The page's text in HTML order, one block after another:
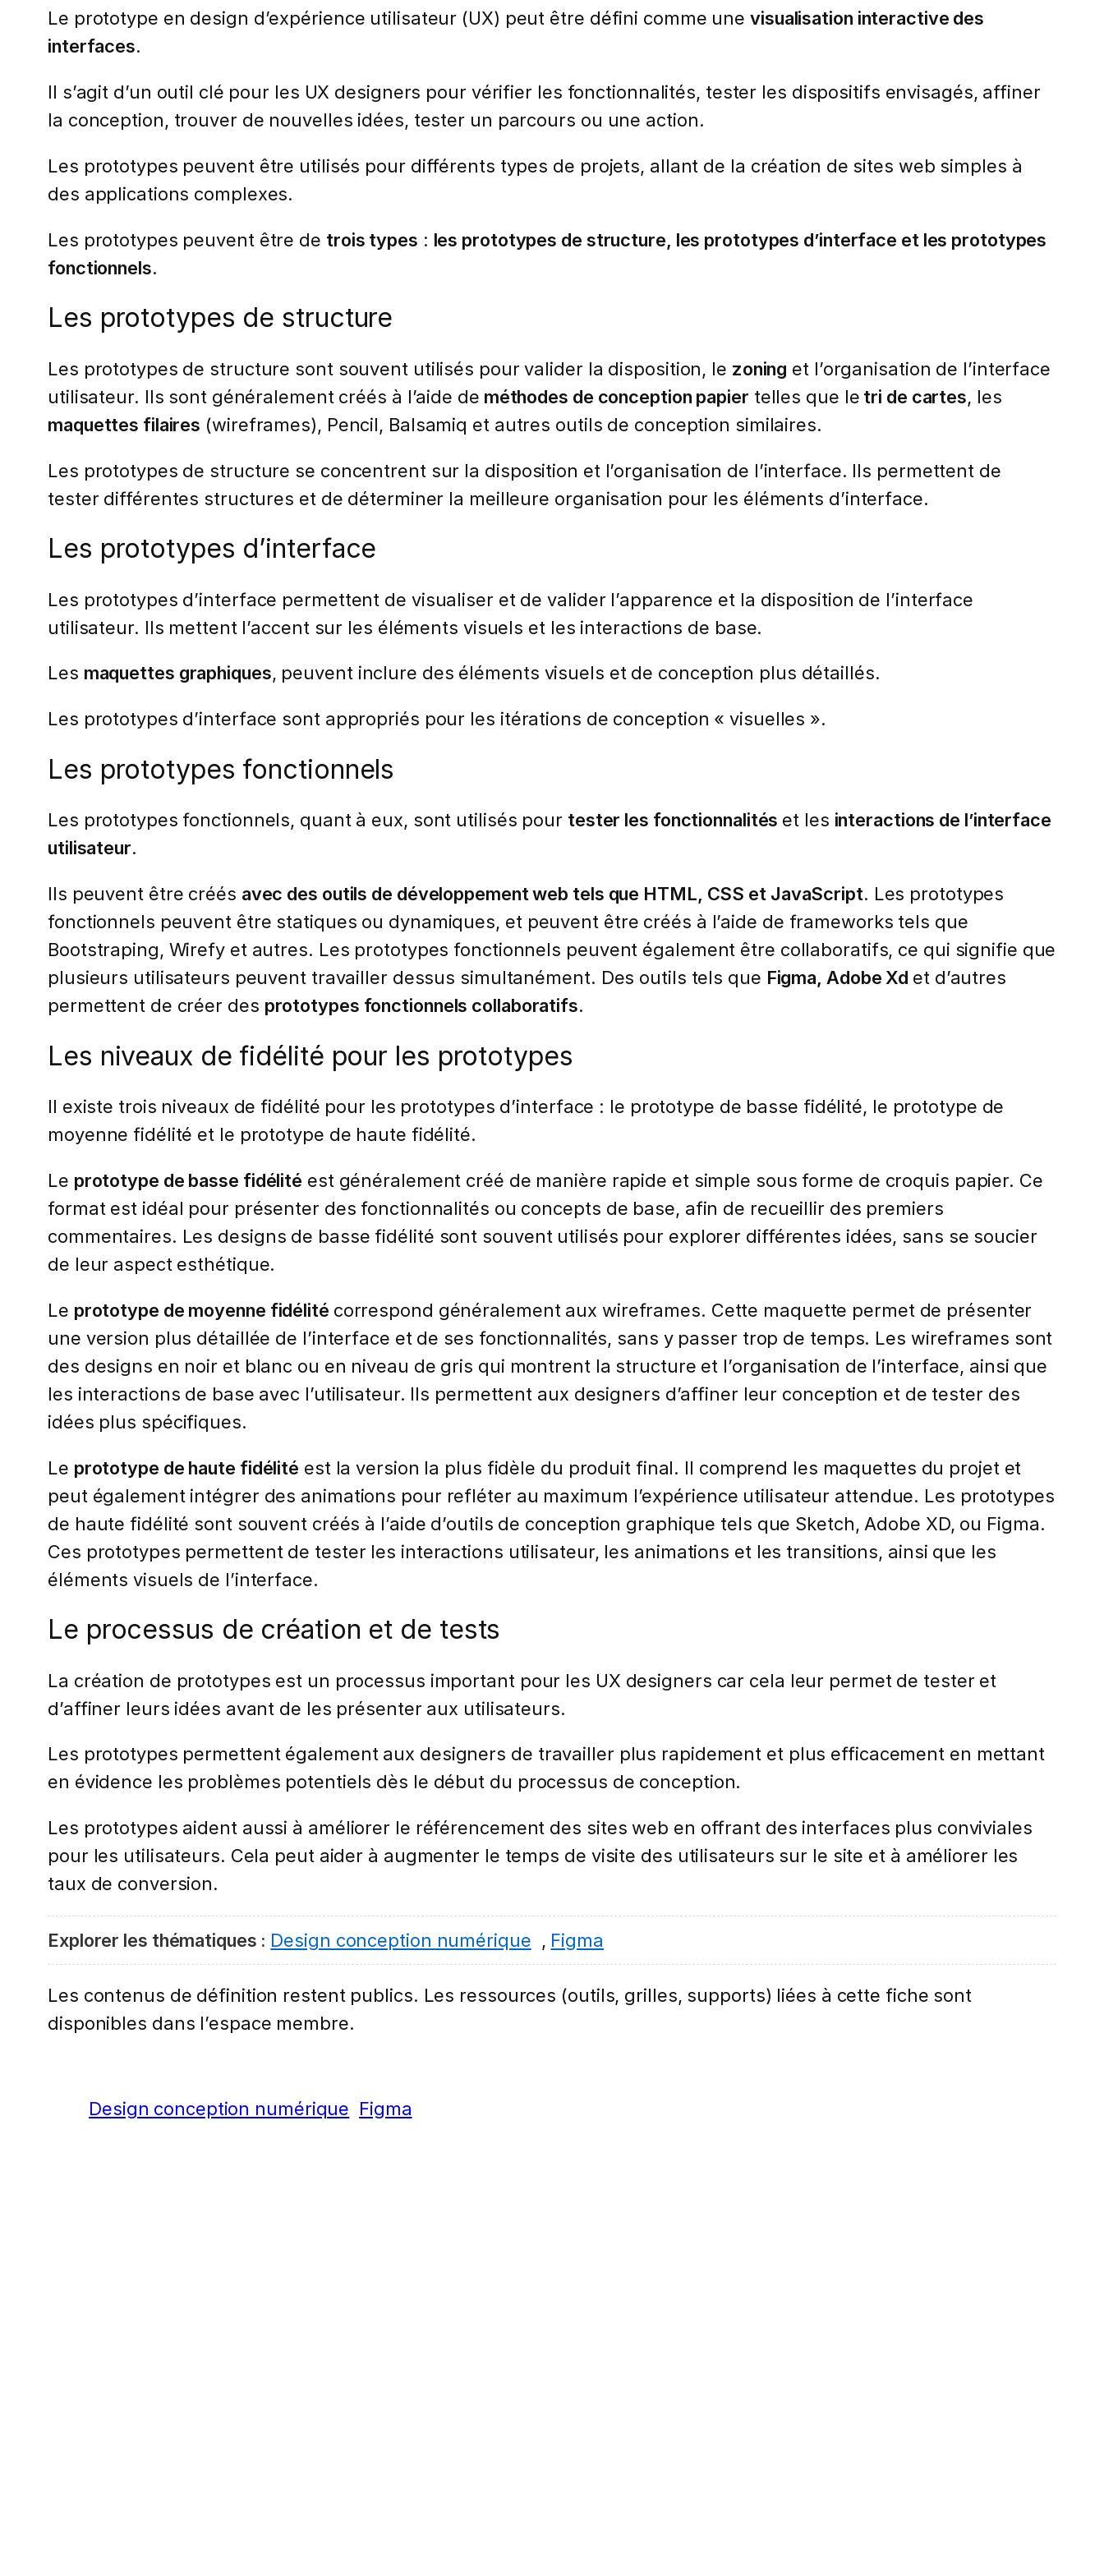
Le prototype en design d’expérience utilisateur (UX) peut être défini comme une visualisation interactive des
interfaces.
Il s’agit d’un outil clé pour les UX designers pour vérifier les fonctionnalités, tester les dispositifs envisagés, affiner
la conception, trouver de nouvelles idées, tester un parcours ou une action.
Les prototypes peuvent être utilisés pour différents types de projets, allant de la création de sites web simples à
des applications complexes.
Les prototypes peuvent être de trois types : les prototypes de structure, les prototypes d’interface et les prototypes
fonctionnels.
Les prototypes de structure
Les prototypes de structure sont souvent utilisés pour valider la disposition, le zoning et l’organisation de l’interface
utilisateur. Ils sont généralement créés à l’aide de méthodes de conception papier telles que le tri de cartes, les
maquettes filaires (wireframes), Pencil, Balsamiq et autres outils de conception similaires.
Les prototypes de structure se concentrent sur la disposition et l’organisation de l’interface. Ils permettent de
tester différentes structures et de déterminer la meilleure organisation pour les éléments d’interface.
Les prototypes d’interface
Les prototypes d’interface permettent de visualiser et de valider l’apparence et la disposition de l’interface
utilisateur. Ils mettent l’accent sur les éléments visuels et les interactions de base.
Les maquettes graphiques, peuvent inclure des éléments visuels et de conception plus détaillés.
Les prototypes d’interface sont appropriés pour les itérations de conception « visuelles ».
Les prototypes fonctionnels
Les prototypes fonctionnels, quant à eux, sont utilisés pour tester les fonctionnalités et les interactions de l’interface
utilisateur.
Ils peuvent être créés avec des outils de développement web tels que HTML, CSS et JavaScript. Les prototypes
fonctionnels peuvent être statiques ou dynamiques, et peuvent être créés à l’aide de frameworks tels que
Bootstraping, Wirefy et autres. Les prototypes fonctionnels peuvent également être collaboratifs, ce qui signifie que
plusieurs utilisateurs peuvent travailler dessus simultanément. Des outils tels que Figma, Adobe Xd et d’autres
permettent de créer des prototypes fonctionnels collaboratifs.
Les niveaux de fidélité pour les prototypes
Il existe trois niveaux de fidélité pour les prototypes d’interface : le prototype de basse fidélité, le prototype de
moyenne fidélité et le prototype de haute fidélité.
Le prototype de basse fidélité est généralement créé de manière rapide et simple sous forme de croquis papier. Ce
format est idéal pour présenter des fonctionnalités ou concepts de base, afin de recueillir des premiers
commentaires. Les designs de basse fidélité sont souvent utilisés pour explorer différentes idées, sans se soucier
de leur aspect esthétique.
Le prototype de moyenne fidélité correspond généralement aux wireframes. Cette maquette permet de présenter
une version plus détaillée de l’interface et de ses fonctionnalités, sans y passer trop de temps. Les wireframes sont
des designs en noir et blanc ou en niveau de gris qui montrent la structure et l’organisation de l’interface, ainsi que
les interactions de base avec l’utilisateur. Ils permettent aux designers d’affiner leur conception et de tester des
idées plus spécifiques.
Le prototype de haute fidélité est la version la plus fidèle du produit final. Il comprend les maquettes du projet et
peut également intégrer des animations pour refléter au maximum l’expérience utilisateur attendue. Les prototypes
de haute fidélité sont souvent créés à l’aide d’outils de conception graphique tels que Sketch, Adobe XD, ou Figma.
Ces prototypes permettent de tester les interactions utilisateur, les animations et les transitions, ainsi que les
éléments visuels de l’interface.
Le processus de création et de tests
La création de prototypes est un processus important pour les UX designers car cela leur permet de tester et
d’affiner leurs idées avant de les présenter aux utilisateurs.
Les prototypes permettent également aux designers de travailler plus rapidement et plus efficacement en mettant
en évidence les problèmes potentiels dès le début du processus de conception.
Les prototypes aident aussi à améliorer le référencement des sites web en offrant des interfaces plus conviviales
pour les utilisateurs. Cela peut aider à augmenter le temps de visite des utilisateurs sur le site et à améliorer les
taux de conversion.
Explorer les thématiques : Design conception numérique , Figma
Les contenus de définition restent publics. Les ressources (outils, grilles, supports) liées à cette fiche sont
disponibles dans l’espace membre.
Design conception numérique Figma